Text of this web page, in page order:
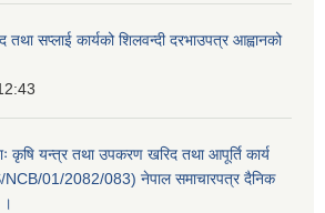
तथा सप्लाई कार्यको शिलवन्दी दरभाउपत्र आह्वानको
कृषि यन्त्र तथा उपकरण खरिद तथा आपूर्ति कार्य
01/2082/083) नेपाल समाचारपत्र दैनिक